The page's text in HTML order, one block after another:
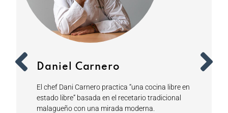
Daniel Carnero
El chef Dani Carnero practica “una cocina libre en
estado libre” basada en el recetario tradicional
malagueño con una mirada moderna.